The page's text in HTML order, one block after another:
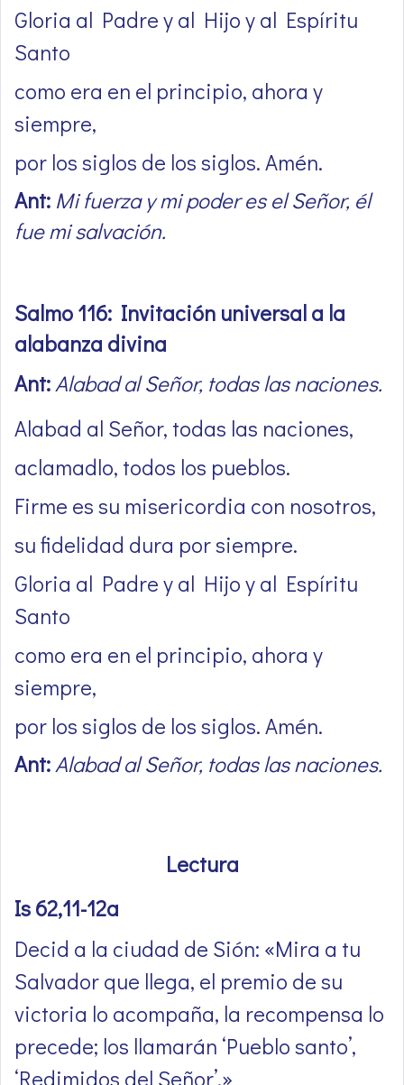
Gloria al Padre y al Hijo y al Espíritu
Santo
como era en el principio, ahora y
siempre,
por los siglos de los siglos. Amén.
Ant: Mi fuerza y mi poder es el Señor, él
fue mi salvación.
Salmo 116: Invitación universal a la
alabanza divina
Ant:Alabad al Señor, todas las naciones.
Alabad al Señor, todas las naciones,
aclamadlo, todos los pueblos.
Firme es su misericordia con nosotros,
su fidelidad dura por siempre.
Gloria al Padre y al Hijo y al Espíritu
Santo
como era en el principio, ahora y
siempre,
por los siglos de los siglos. Amén.
Ant:Alabad al Señor, todas las naciones.
Lectura
Is 62,11-12a
Decid a la ciudad de Sión: «Mira a tu
Salvador que llega, el premio de su
victoria lo acompaña, la recompensa lo
precede; los llamarán ‘Pueblo santo’,
‘Redimidos del Señor’.»